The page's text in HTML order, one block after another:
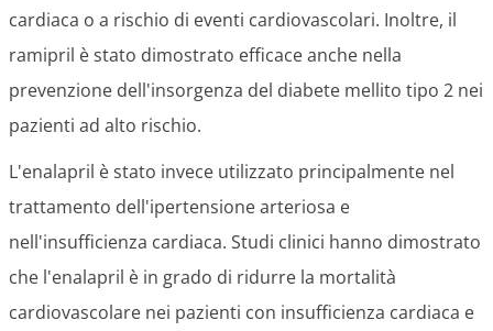
cardiaca o a rischio di eventi cardiovascolari. Inoltre, il
ramipril è stato dimostrato efficace anche nella
prevenzione dell'insorgenza del diabete mellito tipo 2 nei
pazienti ad alto rischio.
L'enalapril è stato invece utilizzato principalmente nel
trattamento dell'ipertensione arteriosa e
nell'insufficienza cardiaca. Studi clinici hanno dimostrato
che l'enalapril è in grado di ridurre la mortalità
cardiovascolare nei pazienti con insufficienza cardiaca e